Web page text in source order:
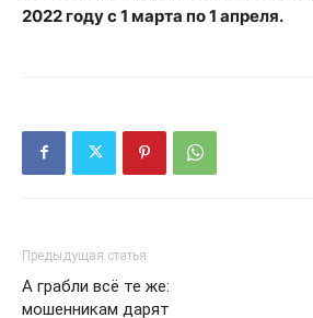
2022 году с 1 марта по 1 апреля.
Предыдущая статья
А грабли всё те же:
мошенникам дарят